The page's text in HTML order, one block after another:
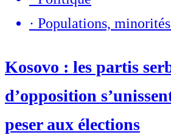
· Populations,
Kosovo : les partis
d’opposition
peser aux élections